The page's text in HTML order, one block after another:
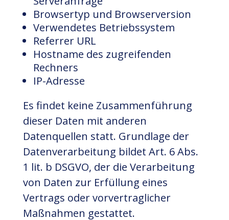
Browsertyp und Browserversion
Verwendetes Betriebssystem
Referrer URL
Hostname des zugreifenden
Rechners
IP-Adresse
Es findet keine Zusammenführung
dieser Daten mit anderen
Datenquellen statt. Grundlage der
Datenverarbeitung bildet Art. 6 Abs.
1 lit. b DSGVO, der die Verarbeitung
von Daten zur Erfüllung eines
Vertrags oder vorvertraglicher
Maßnahmen gestattet.